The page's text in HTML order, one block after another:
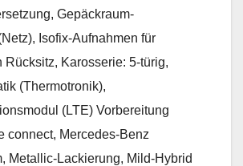
Gepäckraum-
Isofix-Aufnahmen für
Rücksitz, Karosserie: 5-türig,
(Thermotronik),
(LTE) Vorbereitung
connect, Mercedes-Benz
Metallic-Lackierung, Mild-Hybrid